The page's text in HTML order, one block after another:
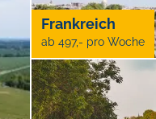
Frankreich
ab 497,- pro Woche